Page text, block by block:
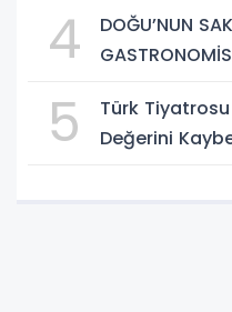
4
DOĞU’NUN
BULUŞMA
5
Türk
Değerini